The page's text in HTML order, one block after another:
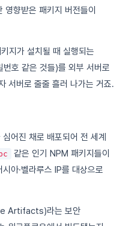
향받은 패키지 버전들이
지가 설치될 때 실행되는
호 같은 것들)를 외부 서버로
서버로 줄줄 흘러 나가는 거죠.
어진 채로 배포되어 전 세계
같은 인기 NPM 패키지들이
아·벨라루스 IP를 대상으로
Artifacts)라는 보안